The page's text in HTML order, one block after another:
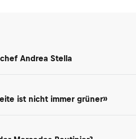
Andrea Stella
ist nicht immer grüner»